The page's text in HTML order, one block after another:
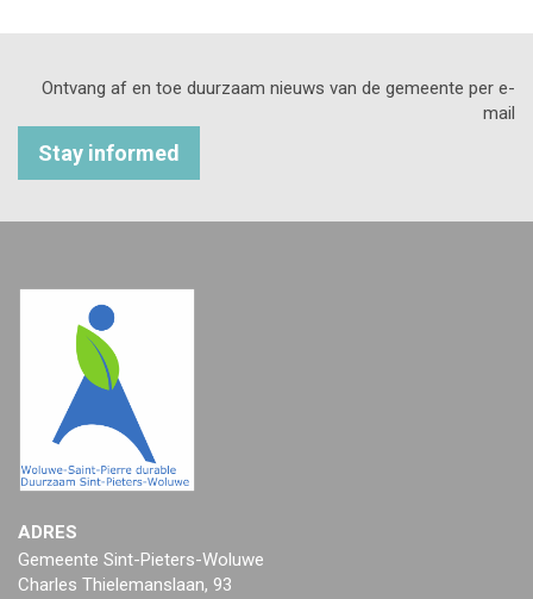
Ontvang af en toe duurzaam nieuws van de gemeente per e-
mail
Stay informed
ADRES
Gemeente Sint-Pieters-Woluwe
Charles Thielemanslaan, 93